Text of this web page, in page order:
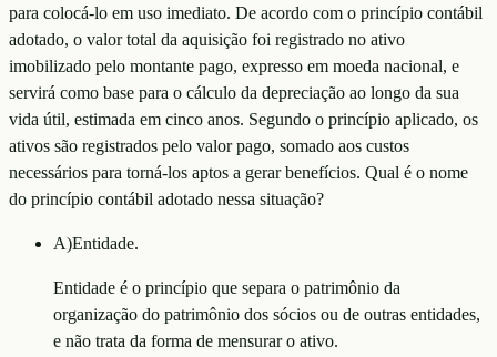
para colocá-lo em uso imediato. De acordo com o princípio contábil
adotado, o valor total da aquisição foi registrado no ativo
imobilizado pelo montante pago, expresso em moeda nacional, e
servirá como base para o cálculo da depreciação ao longo da sua
vida útil, estimada em cinco anos. Segundo o princípio aplicado, os
ativos são registrados pelo valor pago, somado aos custos
necessários para torná-los aptos a gerar benefícios. Qual é o nome
do princípio contábil adotado nessa situação?
A)Entidade.
Entidade é o princípio que separa o patrimônio da
organização do patrimônio dos sócios ou de outras entidades,
e não trata da forma de mensurar o ativo.